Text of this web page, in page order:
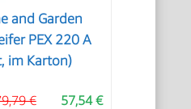
and Garden
PEX 220 A
im Karton)
57,54 €
€